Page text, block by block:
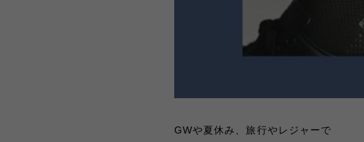
GWや夏休み、旅行やレジャーで